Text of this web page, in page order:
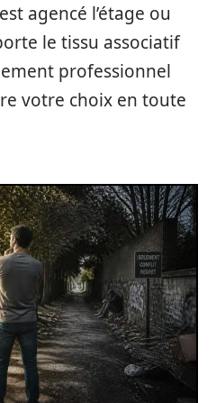
agencé l’étage ou
le tissu associatif
professionnel
votre choix en toute